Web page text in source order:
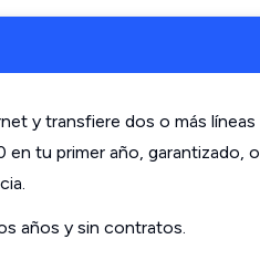
y transfiere dos o más líneas
en tu primer año, garantizado, o
años y sin contratos.